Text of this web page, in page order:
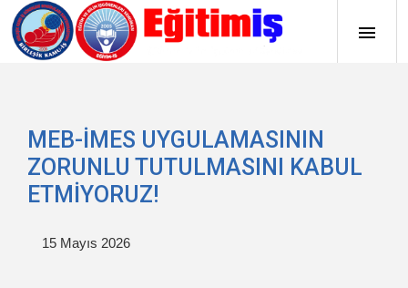
MEB-İMES UYGULAMASININ
ZORUNLU TUTULMASINI KABUL
ETMİYORUZ!
15 Mayıs 2026